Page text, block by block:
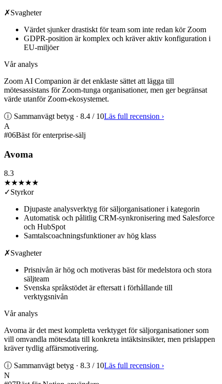
✗Svagheter
Värdet sjunker drastiskt för team som inte redan kör Zoom
GDPR-position är komplex och kräver aktiv konfiguration i
EU-miljöer
Vår analys
Zoom AI Companion är det enklaste sättet att lägga till
mötesassistans för Zoom-tunga organisationer, men ger begränsat
värde utanför Zoom-ekosystemet.
ⓘ Sammanvägt betyg · 8.4 / 10Läs full recension ›
A
#06Bäst för enterprise-sälj
Avoma
8.3
★★★★★
✓Styrkor
Djupaste analysverktyg för säljorganisationer i kategorin
Automatisk och pålitlig CRM-synkronisering med Salesforce
och HubSpot
Samtalscoachningsfunktioner av hög klass
✗Svagheter
Prisnivån är hög och motiveras bäst för medelstora och stora
säljteam
Svenska språkstödet är eftersatt i förhållande till
verktygsnivån
Vår analys
Avoma är det mest kompletta verktyget för säljorganisationer som
vill omvandla mötesdata till konkreta intäktsinsikter, men prislappen
kräver tydlig affärsmotivering.
ⓘ Sammanvägt betyg · 8.3 / 10Läs full recension ›
N